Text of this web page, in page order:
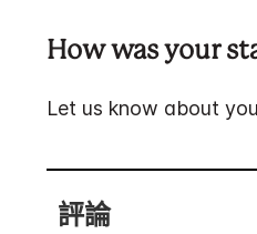
How was your
Let us know about